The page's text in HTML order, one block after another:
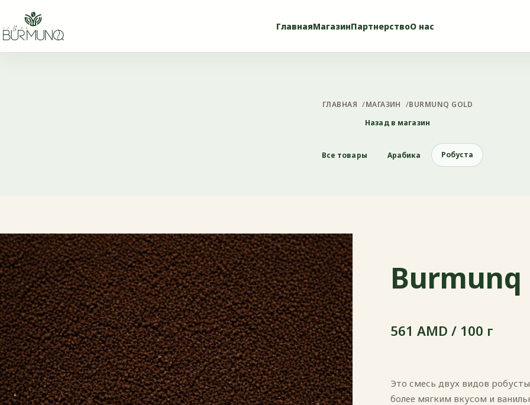
ГлавнаяМагазинПартнерствоО нас
ГЛАВНАЯ /МАГАЗИН /BURMUNQ GOLD
Назад в магазин
Все товары Арабика Робуста
Burmunq
561 AMD / 100 г
Это смесь двух видов
более мягким вкусом и